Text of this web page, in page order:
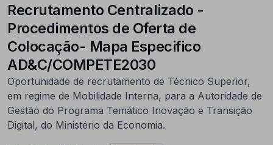
Recrutamento Centralizado -
Procedimentos de Oferta de
Colocação- Mapa Especifico
AD&C/COMPETE2030
Oportunidade de recrutamento de Técnico Superior,
em regime de Mobilidade Interna, para a Autoridade de
Gestão do Programa Temático Inovação e Transição
Digital, do Ministério da Economia.